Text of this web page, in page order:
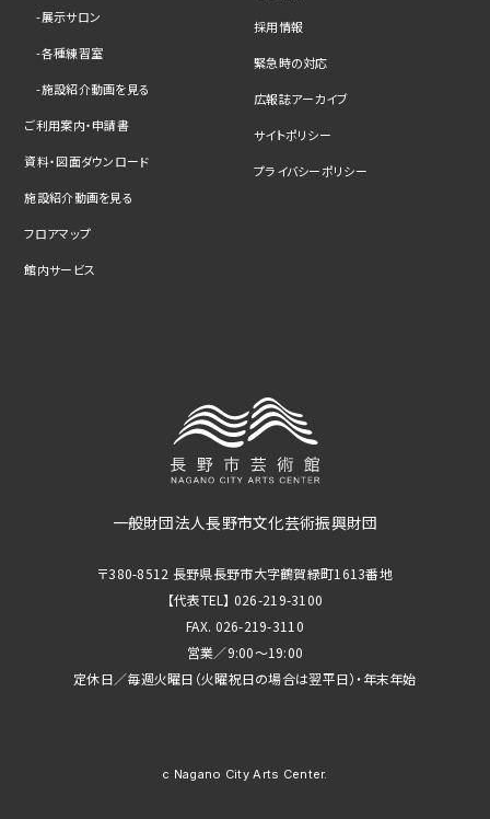
展示サロン
各種練習室
施設紹介動画を見る
ご利用案内・申請書
資料・図面ダウンロード
施設紹介動画を見る
フロアマップ
館内サービス
採用情報
緊急時の対応
広報誌アーカイブ
サイトポリシー
プライバシーポリシー
一般財団法人長野市文化芸術振興財団
〒380-8512 長野県長野市大字鶴賀緑町1613番地
【代表TEL】 026-219-3100
FAX. 026-219-3110
営業／9:00～19:00
定休日／毎週火曜日（火曜祝日の場合は翌平日）・年末年始
c Nagano City Arts Center.